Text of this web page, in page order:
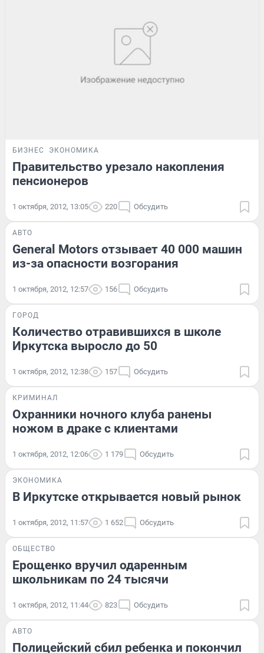
БИЗНЕС ЭКОНОМИКА
Правительство урезало накопления
пенсионеров
1 октября, 2012, 13:05 220 Обсудить
АВТО
General Motors отзывает 40 000 машин
из-за опасности возгорания
1 октября, 2012, 12:57 156 Обсудить
ГОРОД
Количество отравившихся в школе
Иркутска выросло до 50
1 октября, 2012, 12:38 157 Обсудить
КРИМИНАЛ
Охранники ночного клуба ранены
ножом в драке с клиентами
1 октября, 2012, 12:06 1 179 Обсудить
ЭКОНОМИКА
В Иркутске открывается новый рынок
1 октября, 2012, 11:57 1 652 Обсудить
ОБЩЕСТВО
Ерощенко вручил одаренным
школьникам по 24 тысячи
1 октября, 2012, 11:44 823 Обсудить
АВТО
Полицейский сбил ребенка и покончил